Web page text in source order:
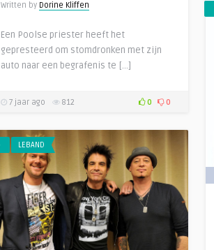
Written by Dorine Kliffen
Een Poolse priester heeft het
gepresteerd om stomdronken met zijn
auto naar een begrafenis te […]
7 jaar ago 812 0 0
LEBAND